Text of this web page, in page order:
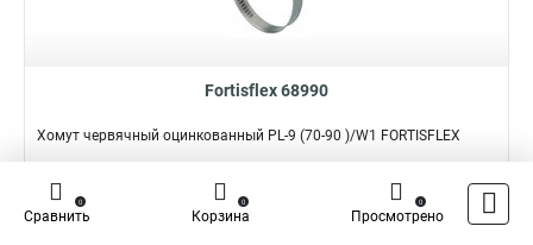
Fortisflex 68990
Хомут червячный оцинкованный PL-9 (70-90 )/W1 FORTISFLEX
Подробнее Сравнить
Наличие:
Сравнить
0
Корзина
0
Просмотрено
0